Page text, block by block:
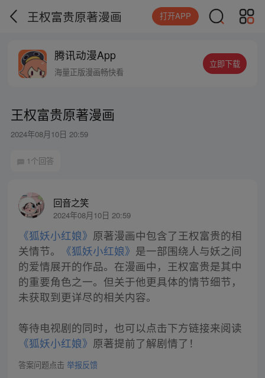
王权富贵原著漫画 打开APP
腾讯动漫App
海量正版漫画畅快看
立即下载
王权富贵原著漫画
2024年08月10日 20:59
1个回答
回音之笑
2024年08月10日 20:59
《狐妖小红娘》 原著漫画中包含了王权富贵的相
关情节。
《狐妖小红娘》 是一部围绕人与妖之间
的爱情展开的作品。在漫画中，王权富贵是其中
的重要角色之一。但关于他更具体的情节细节，
未获取到更详尽的相关内容。
等待电视剧的同时，也可以点击下方链接来阅读
《狐妖小红娘》 原著提前了解剧情了！
答案问题点击 举报反馈